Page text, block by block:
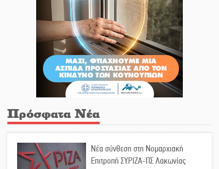
Πρόσφατα Νέα
Νέα σύνθεση στη Νομαρχιακή
Επιτροπή ΣΥΡΙΖΑ-ΠΣ Λακωνίας